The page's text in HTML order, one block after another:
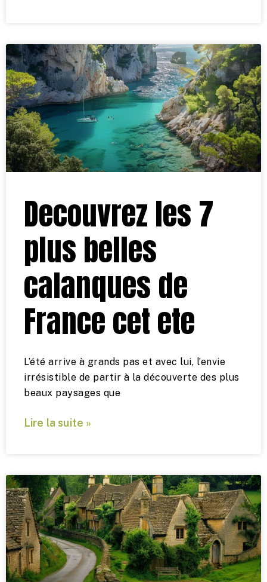
Decouvrez les 7
plus belles
calanques de
France cet ete
L’été arrive à grands pas et avec lui, l’envie
irrésistible de partir à la découverte des plus
beaux paysages que
Lire la suite »